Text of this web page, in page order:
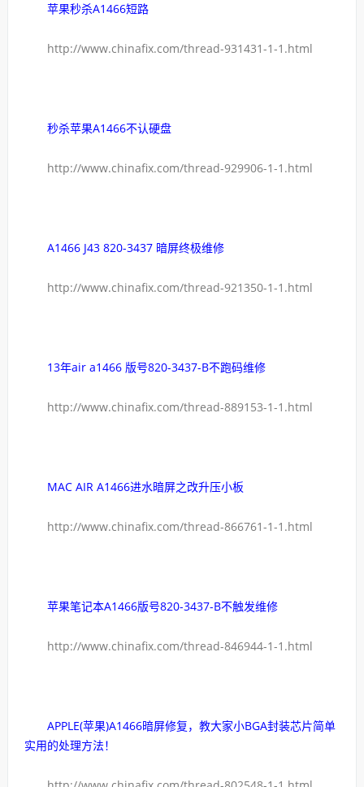
苹果秒杀A1466短路
http://www.chinafix.com/thread-931431-1-1.html
秒杀苹果A1466不认硬盘
http://www.chinafix.com/thread-929906-1-1.html
A1466 J43 820-3437 暗屏终极维修
http://www.chinafix.com/thread-921350-1-1.html
13年air a1466 版号820-3437-B不跑码维修
http://www.chinafix.com/thread-889153-1-1.html
MAC AIR A1466进水暗屏之改升压小板
http://www.chinafix.com/thread-866761-1-1.html
苹果笔记本A1466版号820-3437-B不触发维修
http://www.chinafix.com/thread-846944-1-1.html
APPLE(苹果)A1466暗屏修复，教大家小BGA封装芯片简单
实用的处理方法！